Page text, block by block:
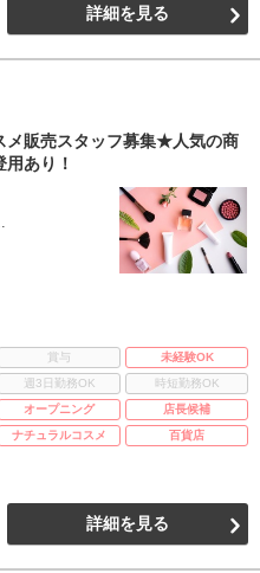
詳細を見る
メ販売スタッフ募集★人気の商
あり！
賞与
未経験OK
週3日勤務OK
時短勤務OK
オープニング
店長候補
ナチュラルコスメ 百貨店
詳細を見る